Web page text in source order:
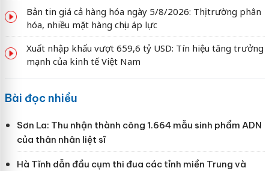
Bản tin giá cả hàng hóa ngày 5/8/2026: Thị trường phân
hóa, nhiều mặt hàng chịu áp lực
Xuất nhập khẩu vượt 659,6 tỷ USD: Tín hiệu tăng trưởng
mạnh của kinh tế Việt Nam
Bài đọc nhiều
Sơn La: Thu nhận thành công 1.664 mẫu sinh phẩm ADN
của thân nhân liệt sĩ
Hà Tĩnh dẫn đầu cụm thi đua các tỉnh miền Trung và